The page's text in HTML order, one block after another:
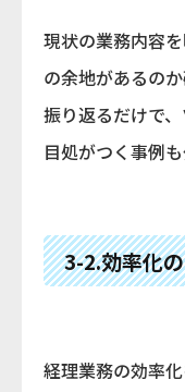
現状の業務内容
の余地があるの
振り返るだけで
目処がつく事例
3-2.効率化
経理業務の効率